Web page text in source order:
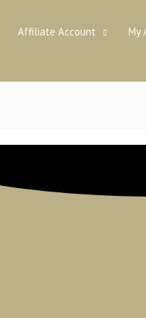
Affiliate Account
My